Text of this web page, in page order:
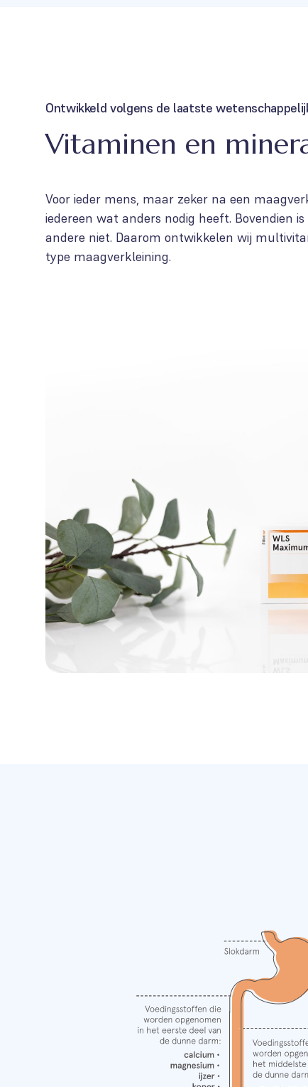
Ontwikkeld volgens de laatste
Vitaminen en
Voor ieder mens, maar zeker na een
iedereen wat anders nodig heeft. Bovendien
andere niet. Daarom ontwikkelen wij
type maagverkleining.